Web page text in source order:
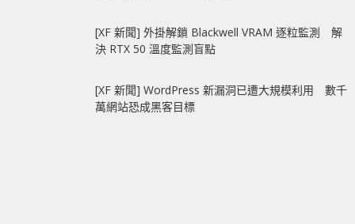
[XF 新聞] 外掛解鎖 Blackwell VRAM 逐粒監測 解
決 RTX 50 溫度監測盲點
[XF 新聞] WordPress 新漏洞已遭大規模利用 數千
萬網站恐成黑客目標